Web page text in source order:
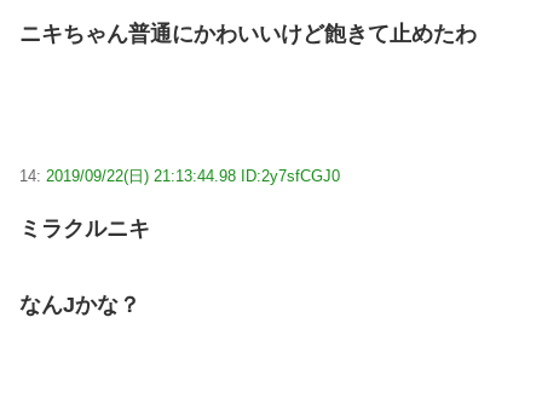
ニキちゃん普通にかわいいけど飽きて止めたわ
14: 2019/09/22(日) 21:13:44.98 ID:2y7sfCGJ0
ミラクルニキ
なんJかな？